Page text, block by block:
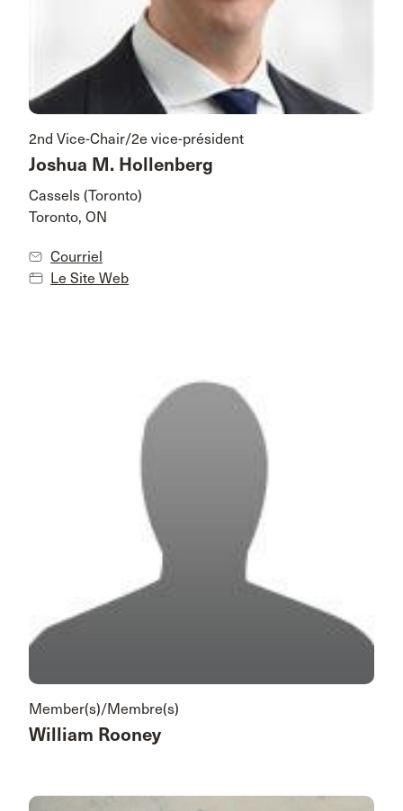
2nd Vice-Chair/2e vice-président
Joshua M. Hollenberg
Cassels (Toronto)
Toronto, ON
Courriel
Le Site Web
Member(s)/Membre(s)
William Rooney